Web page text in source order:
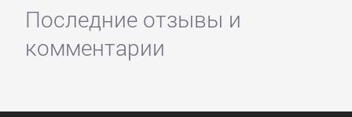
Последние отзывы и
комментарии